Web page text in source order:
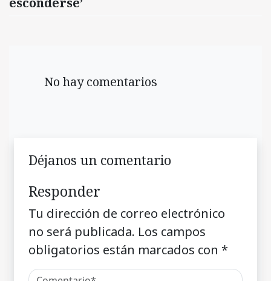
No hay comentarios
Déjanos un comentario
Responder
Tu dirección de correo electrónico
no será publicada. Los campos
obligatorios están marcados con *